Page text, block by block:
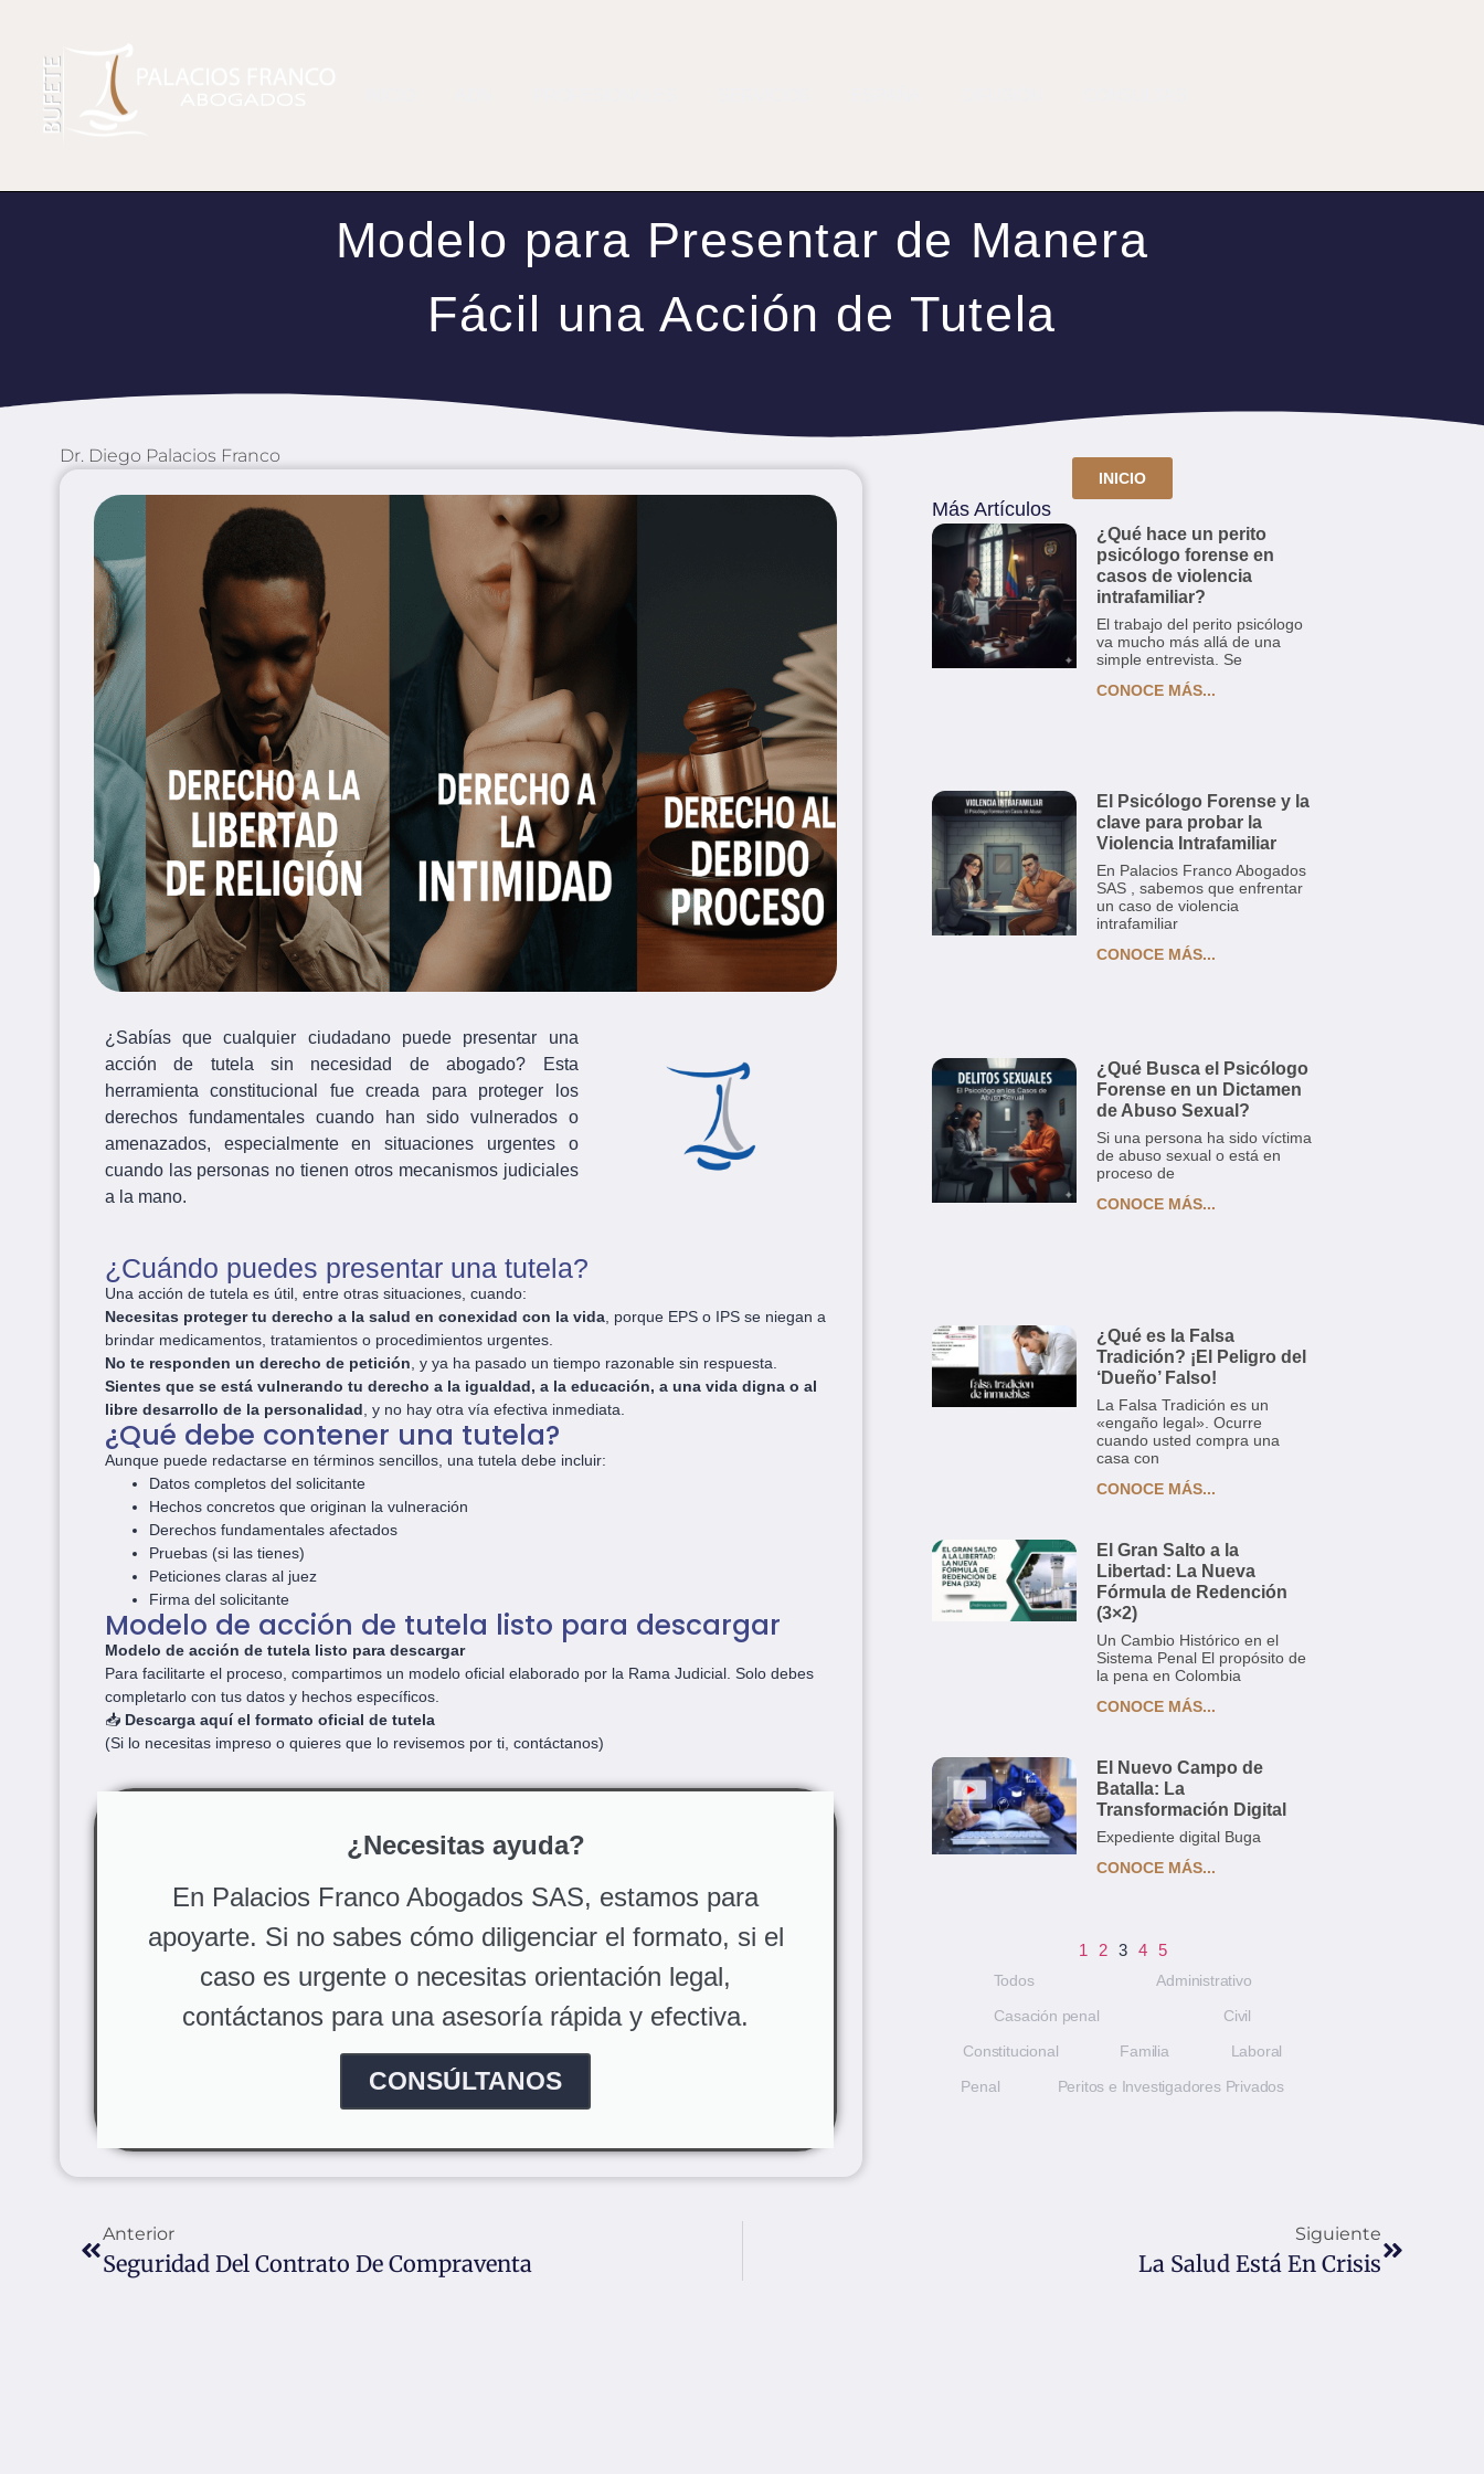
Modelo para Presentar de Manera
Fácil una Acción de Tutela
Dr. Diego Palacios Franco
¿Sabías que cualquier ciudadano puede presentar una
acción de tutela sin necesidad de abogado? Esta
herramienta constitucional fue creada para proteger los
derechos fundamentales cuando han sido vulnerados o
amenazados, especialmente en situaciones urgentes o
cuando las personas no tienen otros mecanismos judiciales
a la mano.
¿Cuándo puedes presentar una tutela?
Una acción de tutela es útil, entre otras situaciones, cuando:
Necesitas proteger tu derecho a la salud en conexidad con la vida, porque EPS o IPS se niegan a
brindar medicamentos, tratamientos o procedimientos urgentes.
No te responden un derecho de petición , y ya ha pasado un tiempo razonable sin respuesta.
Sientes que se está vulnerando tu derecho a la igualdad, a la educación, a una vida digna o al
libre desarrollo de la personalidad , y no hay otra vía efectiva inmediata.
¿Qué debe contener una tutela?
Aunque puede redactarse en términos sencillos, una tutela debe incluir:
Datos completos del solicitante
Hechos concretos que originan la vulneración
Derechos fundamentales afectados
Pruebas (si las tienes)
Peticiones claras al juez
Firma del solicitante
Modelo de acción de tutela listo para descargar
Modelo de acción de tutela listo para descargar
Para facilitarte el proceso, compartimos un modelo oficial elaborado por la Rama Judicial. Solo debes
completarlo con tus datos y hechos específicos.
📥 Descarga aquí el formato oficial de tutela
(Si lo necesitas impreso o quieres que lo revisemos por ti, contáctanos)
¿Necesitas ayuda?
En Palacios Franco Abogados SAS, estamos para
apoyarte. Si no sabes cómo diligenciar el formato, si el
caso es urgente o necesitas orientación legal,
contáctanos para una asesoría rápida y efectiva.
CONSÚLTANOS
INICIO
Más Artículos
¿Qué hace un perito
psicólogo forense en
casos de violencia
intrafamiliar?
El trabajo del perito psicólogo
va mucho más allá de una
simple entrevista. Se
CONOCE MÁS...
El Psicólogo Forense y la
clave para probar la
Violencia Intrafamiliar
En Palacios Franco Abogados
SAS , sabemos que enfrentar
un caso de violencia
intrafamiliar
CONOCE MÁS...
¿Qué Busca el Psicólogo
Forense en un Dictamen
de Abuso Sexual?
Si una persona ha sido víctima
de abuso sexual o está en
proceso de
CONOCE MÁS...
¿Qué es la Falsa
Tradición? ¡El Peligro del
‘Dueño’ Falso!
La Falsa Tradición es un
«engaño legal». Ocurre
cuando usted compra una
casa con
CONOCE MÁS...
El Gran Salto a la
Libertad: La Nueva
Fórmula de Redención
(3×2)
Un Cambio Histórico en el
Sistema Penal El propósito de
la pena en Colombia
CONOCE MÁS...
El Nuevo Campo de
Batalla: La
Transformación Digital
Expediente digital Buga
CONOCE MÁS...
1 2 3 4 5
Todos
Administrativo
Casación penal
Civil
Constitucional
Familia
Laboral
Penal
Peritos e Investigadores Privados
Anterior
Seguridad Del Contrato De Compraventa
Siguiente
La Salud Está En Crisis